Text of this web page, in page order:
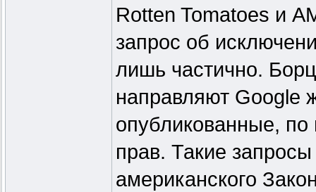
Rotten Tomatoes и
запрос об
лишь частично.
направляют Google
опубликованные,
прав. Такие
американского